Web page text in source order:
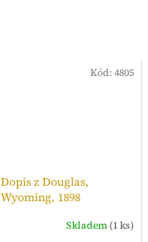
Dopis z Douglas,
Wyoming, 1898
Skladem (1 ks)
Kód:4805